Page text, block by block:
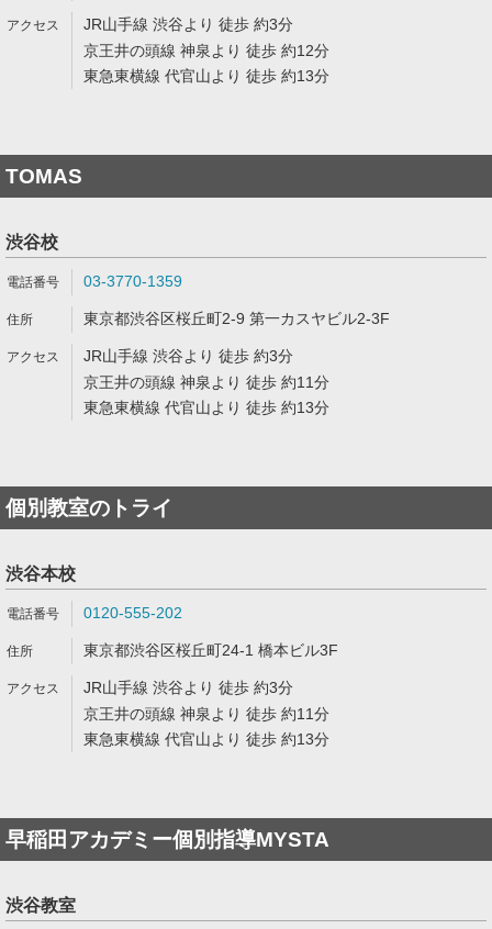
JR山手線 渋谷より 徒歩 約3分
京王井の頭線 神泉より 徒歩 約12分
東急東横線 代官山より 徒歩 約13分
TOMAS
渋谷校
03-3770-1359
東京都渋谷区桜丘町2-9 第一カスヤビル2-3F
JR山手線 渋谷より 徒歩 約3分
京王井の頭線 神泉より 徒歩 約11分
東急東横線 代官山より 徒歩 約13分
個別教室のトライ
渋谷本校
0120-555-202
東京都渋谷区桜丘町24-1 橋本ビル3F
JR山手線 渋谷より 徒歩 約3分
京王井の頭線 神泉より 徒歩 約11分
東急東横線 代官山より 徒歩 約13分
早稲田アカデミー個別指導MYSTA
渋谷教室